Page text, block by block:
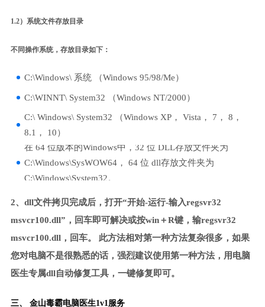
1.2）系统文件存放目录
不同操作系统，存放目录如下：
C:\Windows\ 系统 （Windows 95/98/Me）
C:\WINNT\ System32 （Windows NT/2000）
C:\ Windows\ System32 （Windows XP， Vista， 7， 8，
8.1， 10）
在 64 位版本的Windows中，32 位 DLL存放文件夹为
C:\Windows\SysWOW64， 64 位 dll存放文件夹为
C:\Windows\System32。
2、dll文件拷贝完成后，打开“开始-运行-输入regsvr32
msvcr100.dll”，回车即可解决或按win＋R键，输regsvr32
msvcr100.dll，回车。 此方法相对第一种方法复杂很多，如果
您对电脑不是很熟悉的话，强烈建议使用第一种方法，用电脑
医生专属dll自动修复工具，一键修复即可。
三、 金山毒霸电脑医生1v1服务